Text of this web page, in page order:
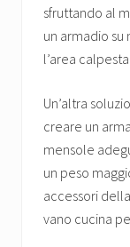
sfruttando al
un armadio su
l’area
Un’altra
creare un
mensole
un peso
accessori
vano cucina